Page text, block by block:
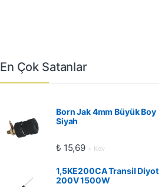
En Çok Satanlar
Born Jak 4mm Büyük Boy
Siyah
₺ 15,69 + Kdv
1,5KE200CA Transil Diyot
200V 1500W